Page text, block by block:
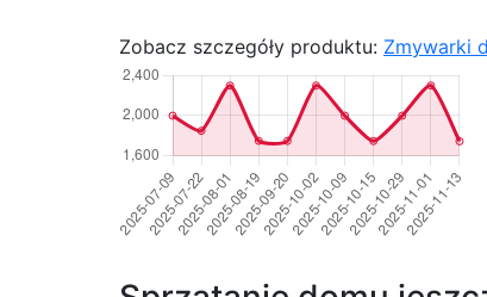
Zobacz szczegóły produktu: Zmywarki